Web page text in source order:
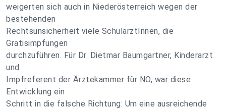
weigerten sich auch in Niederösterreich wegen der
bestehenden
Rechtsunsicherheit viele SchulärztInnen, die
Gratisimpfungen
durchzuführen. Für Dr. Dietmar Baumgartner, Kinderarzt
und
Impfreferent der Ärztekammer für NÖ, war diese
Entwicklung ein
Schritt in die falsche Richtung: Um eine ausreichende